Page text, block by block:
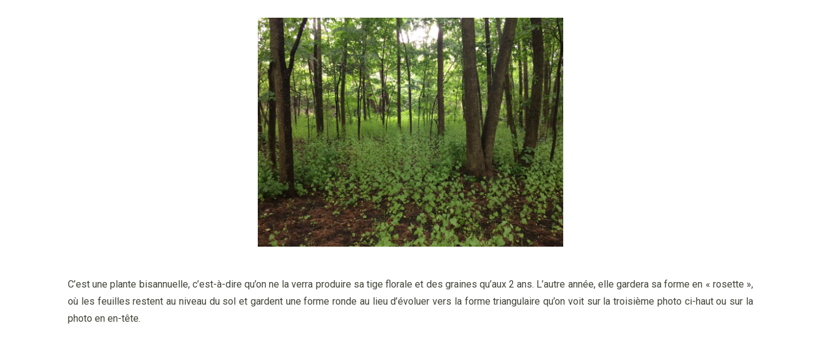
C’est une plante bisannuelle, c’est-à-dire qu’on ne la verra produire sa tige florale et des graines qu’aux 2 ans. L’autre année, elle gardera sa forme en « rosette »,
où les feuilles restent au niveau du sol et gardent une forme ronde au lieu d’évoluer vers la forme triangulaire qu’on voit sur la troisième photo ci-haut ou sur la
photo en en-tête.